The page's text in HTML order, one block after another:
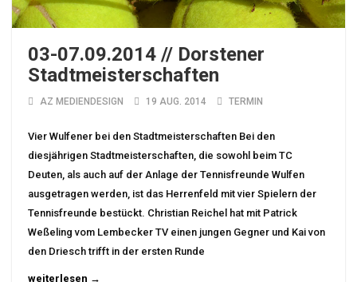
03-07.09.2014 // Dorstener
Stadtmeisterschaften
AZ MEDIENDESIGN 19 AUG. 2014 TERMIN
Vier Wulfener bei den Stadtmeisterschaften Bei den
diesjährigen Stadtmeisterschaften, die sowohl beim TC
Deuten, als auch auf der Anlage der Tennisfreunde Wulfen
ausgetragen werden, ist das Herrenfeld mit vier Spielern der
Tennisfreunde bestückt. Christian Reichel hat mit Patrick
Weßeling vom Lembecker TV einen jungen Gegner und Kai von
den Driesch trifft in der ersten Runde
weiterlesen →